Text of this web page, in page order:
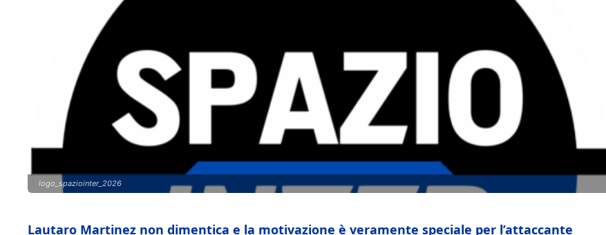
logo_spaziointer_2026
Lautaro Martinez non dimentica e la motivazione è veramente speciale per l’attaccante